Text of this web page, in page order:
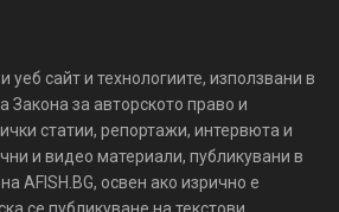
сайт и технологиите, използвани в
Закона за авторското право и
статии, репортажи, интервюта и
и видео материали, публикувани в
AFISH.BG, освен ако изрично е
се публикуване на текстови